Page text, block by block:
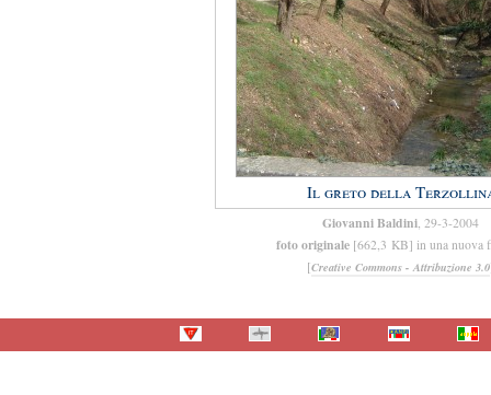
Il greto della
Giovanni Baldini, 29-3-2004
foto originale [662,3 KB] in una nuova
[Creative Commons - Attribuzione 3.0